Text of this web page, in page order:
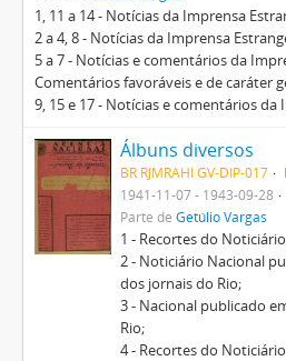
1, 11 a 14 - Notícias da Imprensa
2 a 4, 8 - Notícias da Imprensa
5 a 7 - Notícias e comentários da
Comentários favoráveis e de caráter
9, 15 e 17 - Notícias e comentários da
Álbuns diversos
BR RJMRAHI GV-DIP-017
1941-11-07 - 1943-09-28
Parte deGetúlio Vargas
1 - Recortes do
2 - Noticiário Nacional
dos jornais do Rio;
3 - Nacional publicado
Rio;
4 - Recortes do